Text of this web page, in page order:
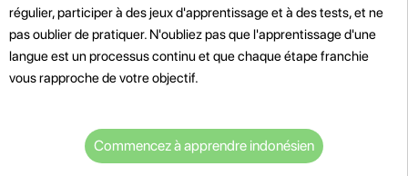
régulier, participer à des jeux d'apprentissage et à des tests, et ne
pas oublier de pratiquer. N'oubliez pas que l'apprentissage d'une
langue est un processus continu et que chaque étape franchie
vous rapproche de votre objectif.
Commencez à apprendre indonésien